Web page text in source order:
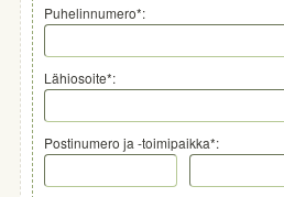
Puhelinnumero*:
Lähiosoite*:
Postinumero ja -toimipaikka*: